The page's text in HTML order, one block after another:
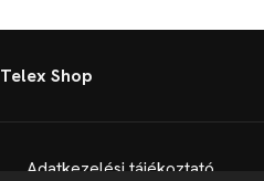
Telex Shop
Adatkezelési tájékoztató